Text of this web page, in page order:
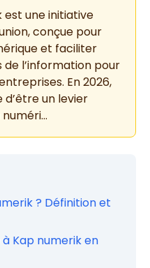
est une initiative
conçue pour
et faciliter
de l’information pour
En 2026,
un levier
numéri…
? Définition et
Kap numerik en